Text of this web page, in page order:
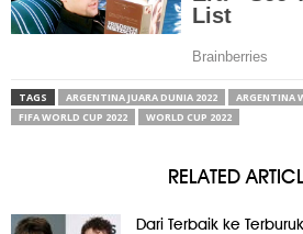
TAGS ARGENTINA JUARA DUNIA 2022
ARGENTINA
FIFA WORLD CUP 2022
WORLD CUP 2022
RELATED
Dari Terbaik ke